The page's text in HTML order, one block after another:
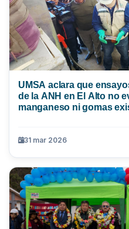
UMSA aclara que
de la ANH en El Alto no
manganeso ni gomas
31 mar 2026